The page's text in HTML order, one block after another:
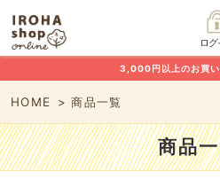
ログ
3,000円以上のお買い
HOME 商品一覧
商品